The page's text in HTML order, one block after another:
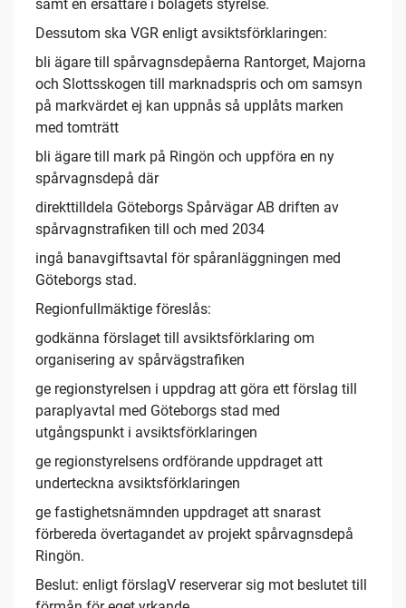
samt en ersättare i bolagets styrelse.
Dessutom ska VGR enligt avsiktsförklaringen:
bli ägare till spårvagnsdepåerna Rantorget, Majorna
och Slottsskogen till marknadspris och om samsyn
på markvärdet ej kan uppnås så upplåts marken
med tomträtt
bli ägare till mark på Ringön och uppföra en ny
spårvagnsdepå där
direkttilldela Göteborgs Spårvägar AB driften av
spårvagnstrafiken till och med 2034
ingå banavgiftsavtal för spåranläggningen med
Göteborgs stad.
Regionfullmäktige föreslås:
godkänna förslaget till avsiktsförklaring om
organisering av spårvägstrafiken
ge regionstyrelsen i uppdrag att göra ett förslag till
paraplyavtal med Göteborgs stad med
utgångspunkt i avsiktsförklaringen
ge regionstyrelsens ordförande uppdraget att
underteckna avsiktsförklaringen
ge fastighetsnämnden uppdraget att snarast
förbereda övertagandet av projekt spårvagnsdepå
Ringön.
Beslut: enligt förslagV reserverar sig mot beslutet till